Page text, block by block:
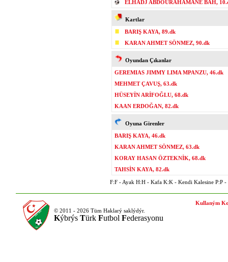
ELHADJ ABDOURAHAMANE BAH,
Kartlar
BARIŞ KAYA, 89.dk
KARAN AHMET SÖNMEZ, 90.dk
Oyundan Çıkanlar
GEREMIAS JIMMY LIMA MPANZU, 46.dk
MEHMET ÇAVUŞ, 63.dk
HÜSEYİN ARİFOĞLU, 68.dk
KAAN ERDOĞAN, 82.dk
Oyuna Girenler
BARIŞ KAYA, 46.dk
KARAN AHMET SÖNMEZ, 63.dk
KORAY HASAN ÖZTEKNİK, 68.dk
TAHSİN KAYA, 82.dk
F:F - Ayak H:H - Kafa K:K - Kendi Kalesine P:P -
© 2011 - 2026 Tüm Haklarý saklýdýr.
Kýbrýs Türk Futbol Federasyonu
Kullaným